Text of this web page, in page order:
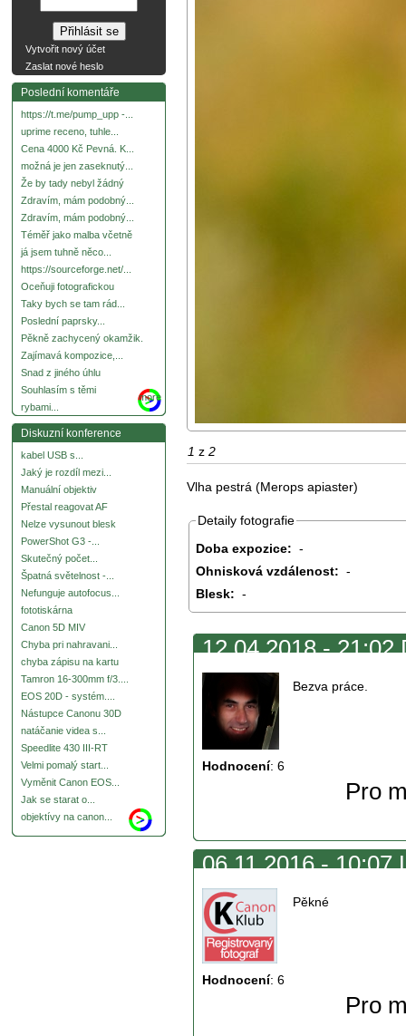
Vytvořit nový účet
Zaslat nové heslo
Poslední komentáře
https://t.me/pump_upp -...
uprime receno, tuhle...
Cena 4000 Kč Pevná. K...
možná je jen zaseknutý...
Že by tady nebyl žádný
Zdravím, mám podobný...
Zdravím, mám podobný...
Téměř jako malba včetně
já jsem tuhně něco...
https://sourceforge.net/...
Oceňuji fotografickou
Taky bych se tam rád...
Poslední paprsky...
Pěkně zachycený okamžik.
Zajímavá kompozice,...
Snad z jiného úhlu
Souhlasím s těmi
rybami...
more
Diskuzní konference
kabel USB s...
Jaký je rozdíl mezi...
Manuální objektiv
Přestal reagovat AF
Nelze vysunout blesk
PowerShot G3 -...
Skutečný počet...
Špatná světelnost -...
Nefunguje autofocus...
fototiskárna
Canon 5D MIV
Chyba pri nahravani...
chyba zápisu na kartu
Tamron 16-300mm f/3....
EOS 20D - systém....
Nástupce Canonu 30D
natáčanie videa s...
Speedlite 430 III-RT
Velmi pomalý start...
Vyměnit Canon EOS...
Jak se starat o...
objektívy na canon...
1 z 2
Vlha pestrá (Merops apiaster)
Detaily fotografie
Doba expozice: -
Ohnisková vzdálenost: -
Blesk: -
12.04.2018 -
Hodnocení: 6
Bezva práce.
Pro
06.11.2016 -
Hodnocení: 6
Pěkné
Pro